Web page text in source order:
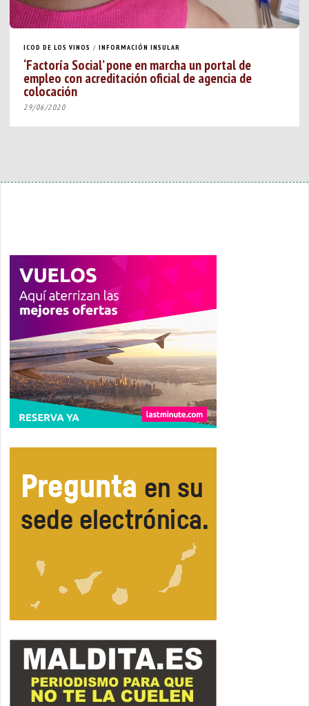
ICOD DE LOS VINOS / INFORMACIÓN INSULAR
‘Factoría Social’ pone en marcha un portal de
empleo con acreditación oficial de agencia de
colocación
29/06/2020